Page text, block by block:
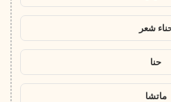
شعر
حنا
ماتشا